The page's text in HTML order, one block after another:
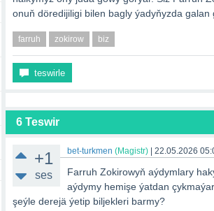
onuň döredijiligi bilen bagly ýadyňyzda
farruh zokirow biz
teswirle
6 Teswir
+1
ses
bet-turkmen (Magistr) 22.05.2026
Farruh Zokirowyň aýdymlary
aýdymy hemişe ýatdan
şeýle derejä ýetip biljekleri barmy?